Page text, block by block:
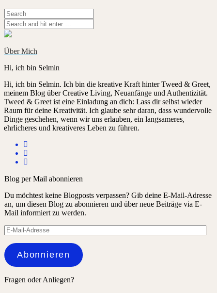
Über Mich
Hi, ich bin Selmin
Hi, ich bin Selmin. Ich bin die kreative Kraft hinter Tweed & Greet,
meinem Blog über Creative Living, Neuanfänge und Authentizität.
Tweed & Greet ist eine Einladung an dich: Lass dir selbst wieder
Raum für deine Kreativität. Ich glaube sehr daran, dass wundervolle
Dinge geschehen, wenn wir uns erlauben, ein langsameres,
ehrlicheres und kreativeres Leben zu führen.
Blog per Mail abonnieren
Du möchtest keine Blogposts verpassen? Gib deine E-Mail-Adresse
an, um diesen Blog zu abonnieren und über neue Beiträge via E-
Mail informiert zu werden.
E-
Mail-
Adresse
Abonnieren
Fragen oder Anliegen?